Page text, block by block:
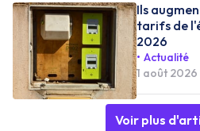
Ils
tarifs de
2026
Actualité
1 août 2026
Voir plus